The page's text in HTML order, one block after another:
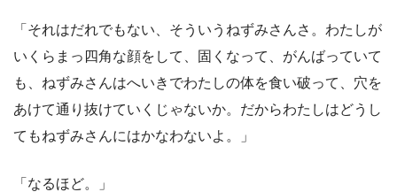
「それはだれでもない、そういうねずみさんさ。わたしが
いくらまっ四角な顔をして、固くなって、がんばっていて
も、ねずみさんはへいきでわたしの体を食い破って、穴を
あけて通り抜けていくじゃないか。だからわたしはどうし
てもねずみさんにはかなわないよ。」
「なるほど。」